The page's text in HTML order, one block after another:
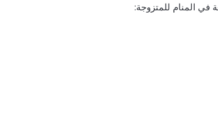
في المنام للمتزوجة: